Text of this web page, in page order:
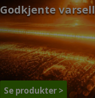
Godkjente